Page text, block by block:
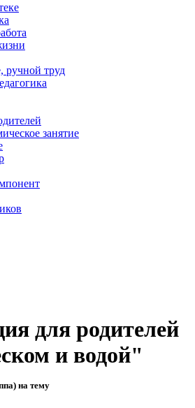
ручной труд
занятие
для родителей
и водой"
на тему